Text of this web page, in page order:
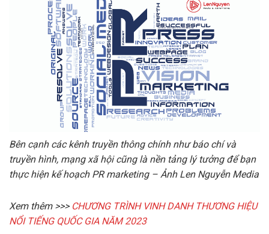
Bên cạnh các kênh truyền thông chính như báo chí và
truyền hình, mạng xã hội cũng là nền tảng lý tưởng để bạn
thực hiện kế hoạch PR marketing – Ảnh Len Nguyễn Media
Xem thêm >>> CHƯƠNG TRÌNH VINH DANH THƯƠNG HIỆU
NỔI TIẾNG QUỐC GIA NĂM 2023